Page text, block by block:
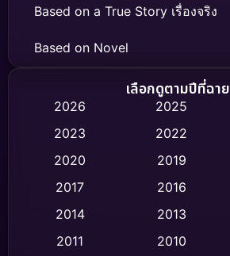
Based on a True Story เรื่องจริง
Based on Novel
Biography ชีวิตจริง
Classic หนังคลาสสิก
Comedy ตลก
เลือกดูตามปีที่ฉาย
2026 2025
2023
2022
2020
2019
2017
2016
2014
2013
2011
2010